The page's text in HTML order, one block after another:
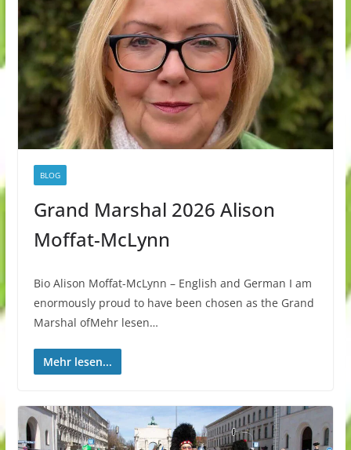
BLOG
Grand Marshal 2026 Alison
Moffat-McLynn
Bio Alison Moffat-McLynn – English and German I am
enormously proud to have been chosen as the Grand
Marshal ofMehr lesen…
Mehr lesen...